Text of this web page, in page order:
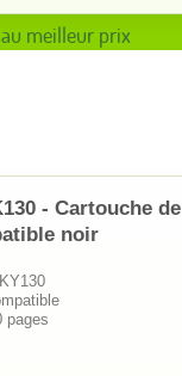
meilleur prix
- Cartouche de
noir
pages